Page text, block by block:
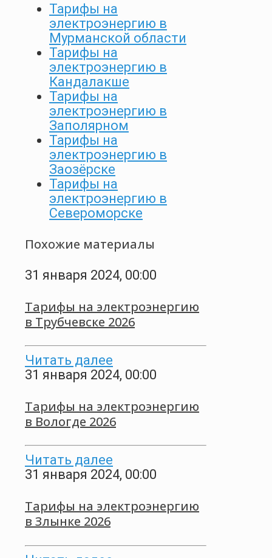
Тарифы на
электроэнергию в
Мурманской области
Тарифы на
электроэнергию в
Кандалакше
Тарифы на
электроэнергию в
Заполярном
Тарифы на
электроэнергию в
Заозёрске
Тарифы на
электроэнергию в
Североморске
Похожие материалы
31 января 2024, 00:00
Тарифы на электроэнергию
в Трубчевске 2026
Читать далее
31 января 2024, 00:00
Тарифы на электроэнергию
в Вологде 2026
Читать далее
31 января 2024, 00:00
Тарифы на электроэнергию
в Злынке 2026